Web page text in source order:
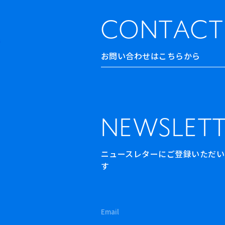
CONTACT
お問い合わせはこちらから
ニュースレターにご登録いただ
す